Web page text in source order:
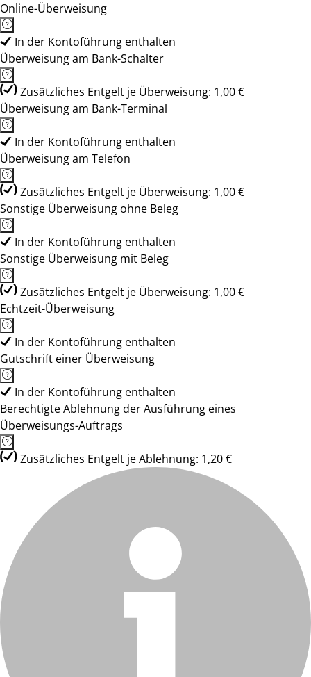
Online-Überweisung
In der Kontoführung enthalten
Überweisung am Bank-Schalter
Zusätzliches Entgelt je Überweisung: 1,00 €
Überweisung am Bank-Terminal
In der Kontoführung enthalten
Überweisung am Telefon
Zusätzliches Entgelt je Überweisung: 1,00 €
Sonstige Überweisung ohne Beleg
In der Kontoführung enthalten
Sonstige Überweisung mit Beleg
Zusätzliches Entgelt je Überweisung: 1,00 €
Echtzeit-Überweisung
In der Kontoführung enthalten
Gutschrift einer Überweisung
In der Kontoführung enthalten
Berechtigte Ablehnung der Ausführung eines
Überweisungs-Auftrags
Zusätzliches Entgelt je Ablehnung: 1,20 €